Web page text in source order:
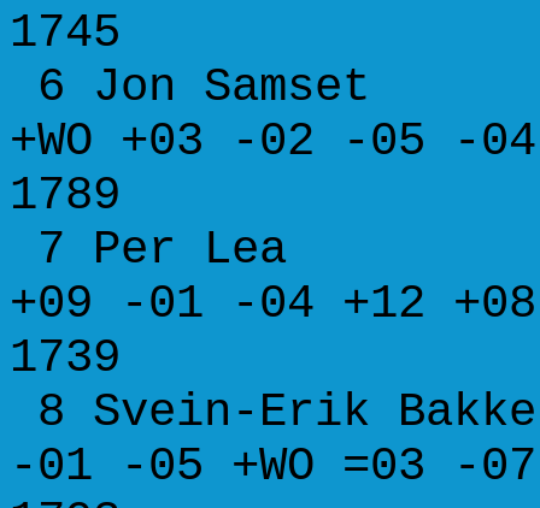
1745
6 Jon
+WO +03 -02 -05
1789
7 Per Lea
+09 -01 -04 +12
1739
8 Svein-Erik
-01 -05 +WO =03